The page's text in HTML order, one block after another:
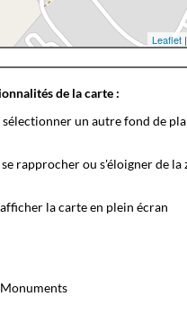
Leaflet
de la carte :
sélectionner un autre fond de
se rapprocher ou s'éloigner de la
afficher la carte en plein écran
Monuments